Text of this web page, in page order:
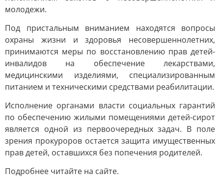
молодежи.
Под пристальным вниманием находятся вопросы
охраны жизни и здоровья несовершеннолетних,
принимаются меры по восстановлению прав детей-
инвалидов на обеспечение лекарствами,
медицинскими изделиями, специализированным
питанием и техническими средствами реабилитации.
Исполнение органами власти социальных гарантий
по обеспечению жилыми помещениями детей-сирот
является одной из первоочередных задач. В поле
зрения прокуроров остается защита имущественных
прав детей, оставшихся без попечения родителей.
Подробнее читайте на сайте.